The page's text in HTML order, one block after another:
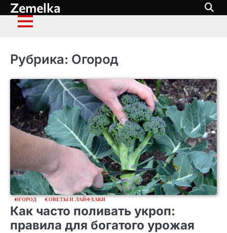
Перейти
к
содержимому
Zemelka
Рубрика: Огород
ОГОРОД СОВЕТЫ И ЛАЙФХАКИ
Как часто поливать укроп:
правила для богатого урожая